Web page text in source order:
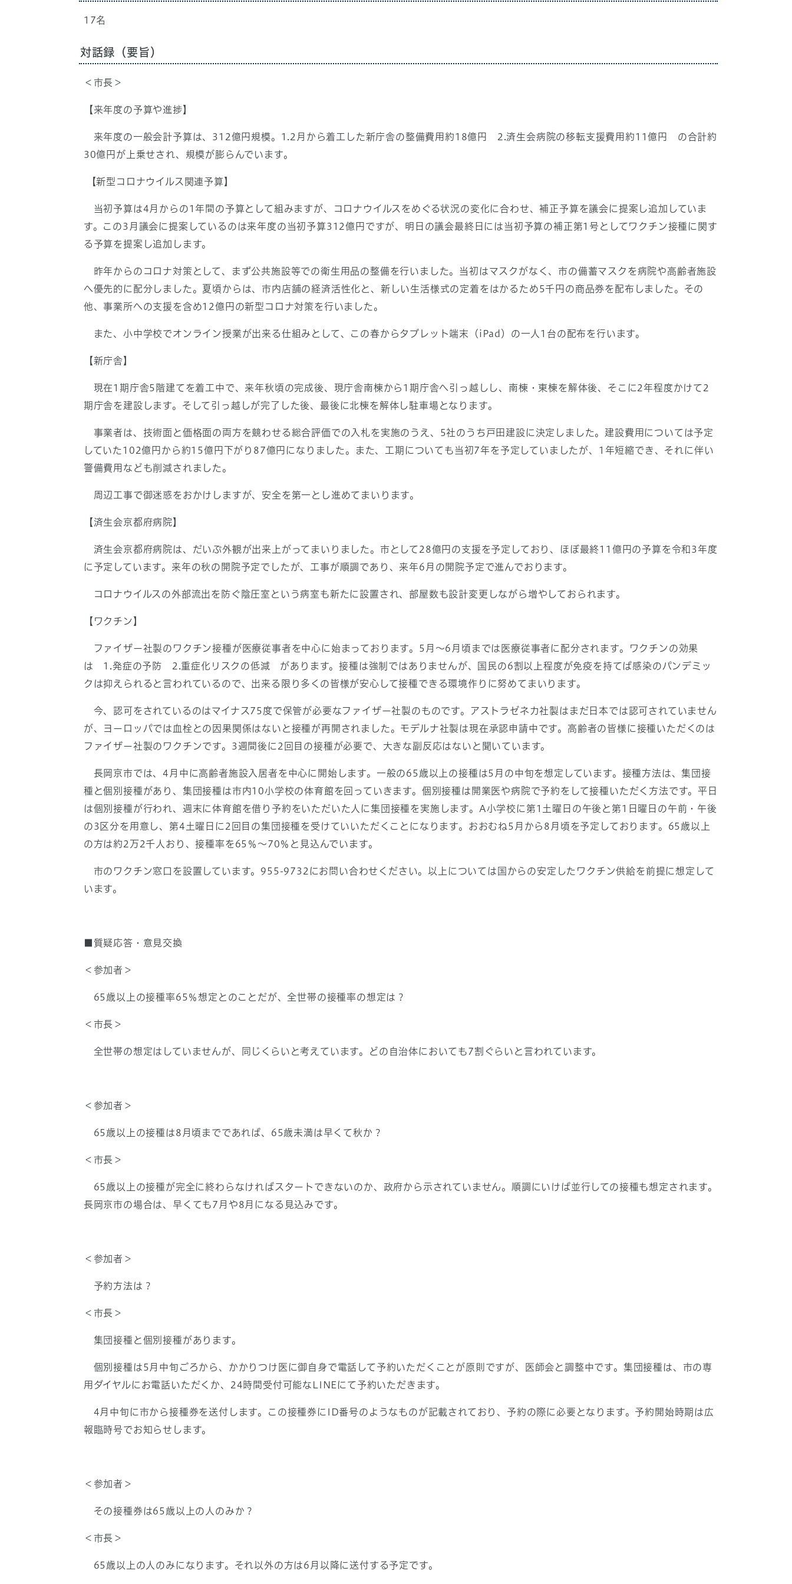
17名
対話録（要旨）
＜市長＞
【来年度の予算や進捗】
来年度の一般会計予算は、312億円規模。1.2月から着工した新庁舎の整備費用約18億円 2.済生会病院の移転支援費用約11億円 の合計約
30億円が上乗せされ、規模が膨らんでいます。
【新型コロナウイルス関連予算】
当初予算は4月からの1年間の予算として組みますが、コロナウイルスをめぐる状況の変化に合わせ、補正予算を議会に提案し追加していま
す。この3月議会に提案しているのは来年度の当初予算312億円ですが、明日の議会最終日には当初予算の補正第1号としてワクチン接種に関す
る予算を提案し追加します。
昨年からのコロナ対策として、まず公共施設等での衛生用品の整備を行いました。当初はマスクがなく、市の備蓄マスクを病院や高齢者施設
へ優先的に配分しました。夏頃からは、市内店舗の経済活性化と、新しい生活様式の定着をはかるため5千円の商品券を配布しました。その
他、事業所への支援を含め12億円の新型コロナ対策を行いました。
また、小中学校でオンライン授業が出来る仕組みとして、この春からタブレット端末（iPad）の一人1台の配布を行います。
【新庁舎】
現在1期庁舎5階建てを着工中で、来年秋頃の完成後、現庁舎南棟から1期庁舎へ引っ越しし、南棟・東棟を解体後、そこに2年程度かけて2
期庁舎を建設します。そして引っ越しが完了した後、最後に北棟を解体し駐車場となります。
事業者は、技術面と価格面の両方を競わせる総合評価での入札を実施のうえ、5社のうち戸田建設に決定しました。建設費用については予定
していた102億円から約15億円下がり87億円になりました。また、工期についても当初7年を予定していましたが、1年短縮でき、それに伴い
警備費用なども削減されました。
周辺工事で御迷惑をおかけしますが、安全を第一とし進めてまいります。
【済生会京都府病院】
済生会京都府病院は、だいぶ外観が出来上がってまいりました。市として28億円の支援を予定しており、ほぼ最終11億円の予算を令和3年度
に予定しています。来年の秋の開院予定でしたが、工事が順調であり、来年6月の開院予定で進んでおります。
コロナウイルスの外部流出を防ぐ陰圧室という病室も新たに設置され、部屋数も設計変更しながら増やしておられます。
【ワクチン】
ファイザー社製のワクチン接種が医療従事者を中心に始まっております。5月～6月頃までは医療従事者に配分されます。ワクチンの効果
は 1.発症の予防 2.重症化リスクの低減 があります。接種は強制ではありませんが、国民の6割以上程度が免疫を持てば感染のパンデミッ
クは抑えられると言われているので、出来る限り多くの皆様が安心して接種できる環境作りに努めてまいります。
今、認可をされているのはマイナス75度で保管が必要なファイザー社製のものです。アストラゼネカ社製はまだ日本では認可されていません
が、ヨーロッパでは血栓との因果関係はないと接種が再開されました。モデルナ社製は現在承認申請中です。高齢者の皆様に接種いただくのは
ファイザー社製のワクチンです。3週間後に2回目の接種が必要で、大きな副反応はないと聞いています。
長岡京市では、4月中に高齢者施設入居者を中心に開始します。一般の65歳以上の接種は5月の中旬を想定しています。接種方法は、集団接
種と個別接種があり、集団接種は市内10小学校の体育館を回っていきます。個別接種は開業医や病院で予約をして接種いただく方法です。平日
は個別接種が行われ、週末に体育館を借り予約をいただいた人に集団接種を実施します。A小学校に第1土曜日の午後と第1日曜日の午前・午後
の3区分を用意し、第4土曜日に2回目の集団接種を受けていいただくことになります。おおむね5月から8月頃を予定しております。65歳以上
の方は約2万2千人おり、接種率を65％～70％と見込んでいます。
市のワクチン窓口を設置しています。955-9732にお問い合わせください。以上については国からの安定したワクチン供給を前提に想定して
います。
■質疑応答・意見交換
＜参加者＞
65歳以上の接種率65％想定とのことだが、全世帯の接種率の想定は？
＜市長＞
全世帯の想定はしていませんが、同じくらいと考えています。どの自治体においても7割ぐらいと言われています。
＜参加者＞
65歳以上の接種は8月頃までであれば、65歳未満は早くて秋か？
＜市長＞
65歳以上の接種が完全に終わらなければスタートできないのか、政府から示されていません。順調にいけば並行しての接種も想定されます。
長岡京市の場合は、早くても7月や8月になる見込みです。
＜参加者＞
予約方法は？
＜市長＞
集団接種と個別接種があります。
個別接種は5月中旬ごろから、かかりつけ医に御自身で電話して予約いただくことが原則ですが、医師会と調整中です。集団接種は、市の専
用ダイヤルにお電話いただくか、24時間受付可能なLINEにて予約いただきます。
4月中旬に市から接種券を送付します。この接種券にID番号のようなものが記載されており、予約の際に必要となります。予約開始時期は広
報臨時号でお知らせします。
＜参加者＞
その接種券は65歳以上の人のみか？
＜市長＞
65歳以上の人のみになります。それ以外の方は6月以降に送付する予定です。